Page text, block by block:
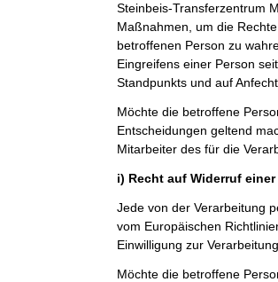
Steinbeis-Transferzentrum
Maßnahmen, um die
betroffenen Person zu
Eingreifens einer Person
Standpunkts und auf
Möchte die betroffene
Entscheidungen geltend
Mitarbeiter des für die
i) Recht auf Widerruf
Jede von der Verarbeitung
vom Europäischen
Einwilligung zur
Möchte die betroffene